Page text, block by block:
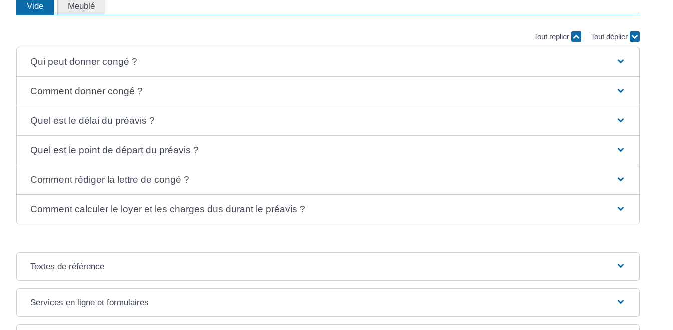
Vide Meublé
Tout replier Tout déplier
Qui peut donner congé ?
Comment donner congé ?
Quel est le délai du préavis ?
Quel est le point de départ du préavis ?
Comment rédiger la lettre de congé ?
Comment calculer le loyer et les charges dus durant le préavis ?
Textes de référence
Services en ligne et formulaires